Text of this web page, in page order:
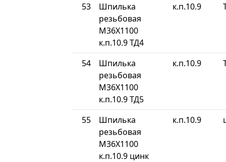
53
Шпилька
резьбовая
М36Х1100
к.п.10.9 ТД4
к.п.10.9
54
Шпилька
резьбовая
М36Х1100
к.п.10.9 ТД5
к.п.10.9
55
Шпилька
резьбовая
М36Х1100
к.п.10.9 цинк
к.п.10.9